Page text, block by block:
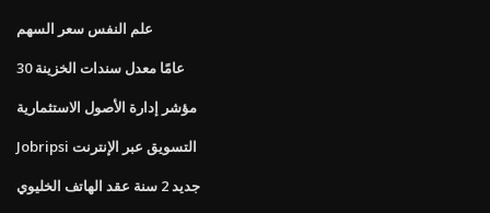
علم النفس سعر السهم
30 عامًا معدل سندات الخزينة
مؤشر إدارة الأصول الاستثمارية
Jobripsi التسويق عبر الإنترنت
جديد 2 سنة عقد الهاتف الخليوي